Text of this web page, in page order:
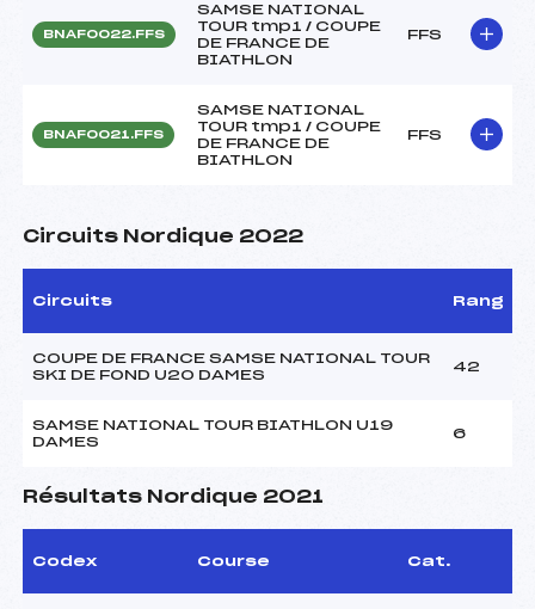
BNAF0022.FFS
SAMSE NATIONAL
TOUR tmp1 / COUPE
DE FRANCE DE
BIATHLON
FFS
BNAF0021.FFS
SAMSE NATIONAL
TOUR tmp1 / COUPE
DE FRANCE DE
BIATHLON
FFS
Circuits Nordique 2022
Circuits Rang
COUPE DE FRANCE SAMSE NATIONAL TOUR
SKI DE FOND U20 DAMES
42
SAMSE NATIONAL TOUR BIATHLON U19
DAMES
6
Résultats Nordique 2021
Codex Course Cat.